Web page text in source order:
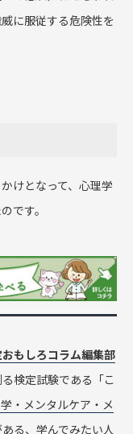
に服従する危険性を
けとなって、心理学
です。
もしろコラム編集部
検定試験である「こ
・メンタルケア・メ
る、学んでみたい人